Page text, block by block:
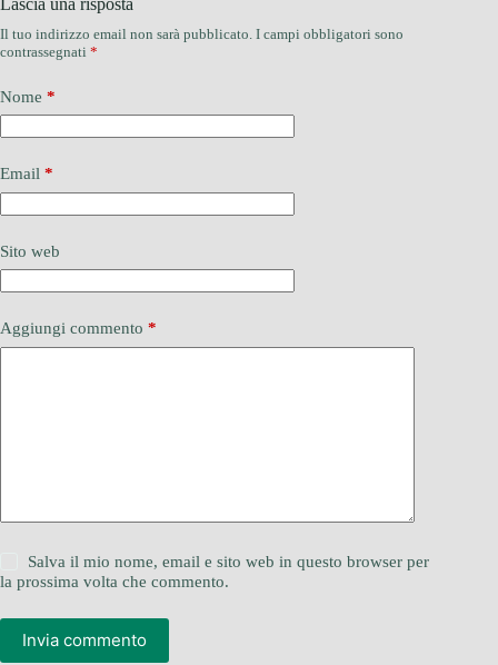
Il tuo indirizzo email non sarà pubblicato. I campi obbligatori sono
contrassegnati *
Nome *
Email *
Sito web
Aggiungi commento *
Salva il mio nome, email e sito web in questo browser per
la prossima volta che commento.
Invia commento